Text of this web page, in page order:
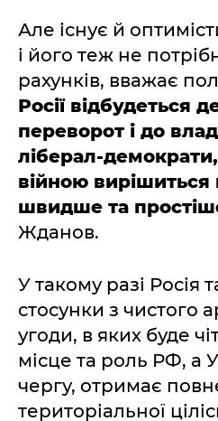
Але існує й
і його теж не
рахунків, вважає
Росії відбудеться
переворот і до
ліберал-демократи,
війною вирішиться
швидше та
Жданов.
У такому разі Росія
стосунки з чистого
угоди, в яких буде
місце та роль РФ, а
чергу, отримає
територіальної